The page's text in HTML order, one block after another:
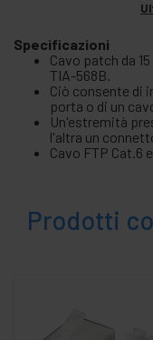
Specificazioni
Cavo patch da
TIA-568B.
Ciò consente di
porta o di un
Un'estremità
l'altra un
Cavo FTP Cat.6
Prodotti